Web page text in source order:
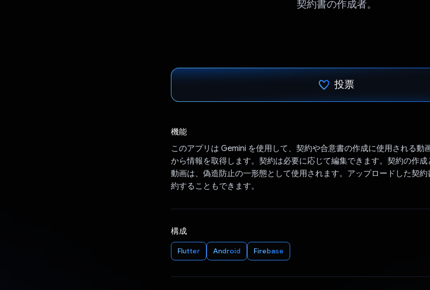
契約書の作成者。
投票
機能
このアプリは Gemini を使用して、契約や合意書の作成に使用される動
から情報を取得します。契約は必要に応じて編集できます。契約の作
動画は、偽造防止の一形態として使用されます。アップロードした契
約することもできます。
構成
Flutter Android Firebase